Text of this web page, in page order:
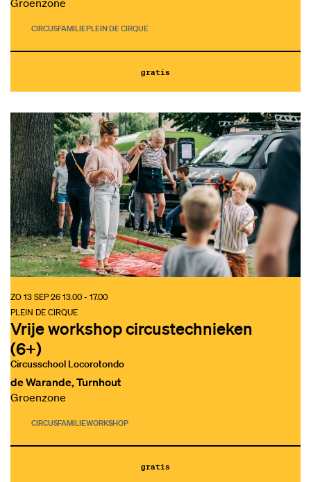
Groenzone
CIRCUSFAMILIEPLEIN DE CIRQUE
gratis
Vrije workshop circustechnieken
(6+)
Circusschool Locorotondo
PLEIN DE CIRQUE
ZO 13 SEP 2613.00 - 17.00
de Warande, Turnhout
Groenzone
CIRCUSFAMILIEWORKSHOP
gratis